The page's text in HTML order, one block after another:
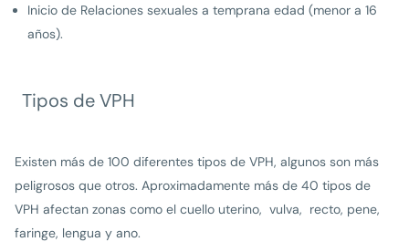
Inicio de Relaciones sexuales a temprana edad (menor a 16
años).
Tipos de VPH
Existen más de 100 diferentes tipos de VPH, algunos son más
peligrosos que otros. Aproximadamente más de 40 tipos de
VPH afectan zonas como el cuello uterino, vulva, recto, pene,
faringe, lengua y ano.